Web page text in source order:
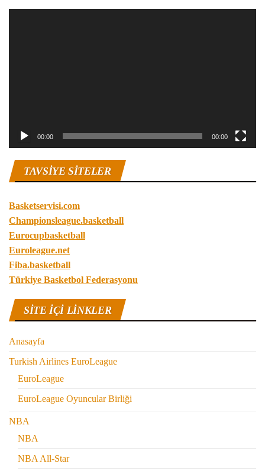
00:00 00:00
TAVSIYE SITELER
Basketservisi.com
Championsleague.basketball
Eurocupbasketball
Euroleague.net
Fiba.basketball
Türkiye Basketbol Federasyonu
SITE IÇI LINKLER
Anasayfa
Turkish Airlines EuroLeague
EuroLeague
EuroLeague Oyuncular Birliği
NBA
NBA
NBA All-Star